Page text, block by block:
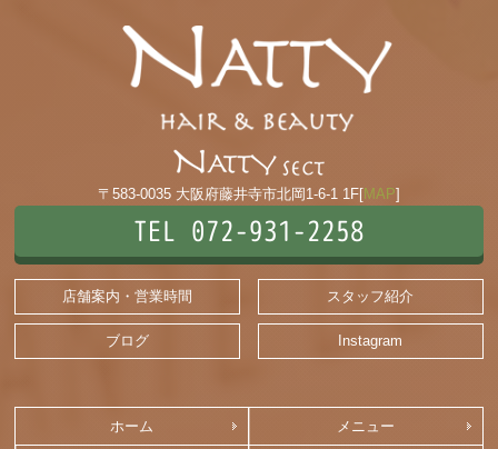
〒583-0035 大阪府藤井寺市北岡1-6-1 1F[MAP]
TEL 072-931-2258
店舗案内・営業時間 スタッフ紹介
ブログ Instagram
ホーム メニュー